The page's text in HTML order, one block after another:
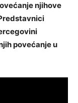
njihove
povećanje u